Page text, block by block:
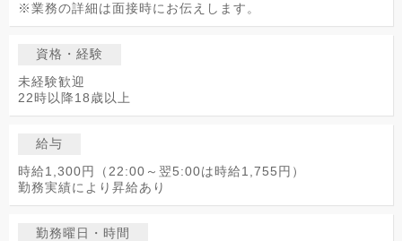
※業務の詳細は面接時にお伝えします。
資格・経験
未経験歓迎
22時以降18歳以上
給与
時給1,300円（22:00～翌5:00は時給1,755円）
勤務実績により昇給あり
勤務曜日・時間